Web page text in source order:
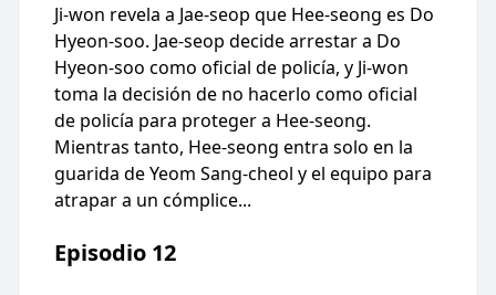
Ji-won revela a Jae-seop que Hee-seong es Do
Hyeon-soo. Jae-seop decide arrestar a Do
Hyeon-soo como oficial de policía, y Ji-won
toma la decisión de no hacerlo como oficial
de policía para proteger a Hee-seong.
Mientras tanto, Hee-seong entra solo en la
guarida de Yeom Sang-cheol y el equipo para
atrapar a un cómplice...
Episodio 12